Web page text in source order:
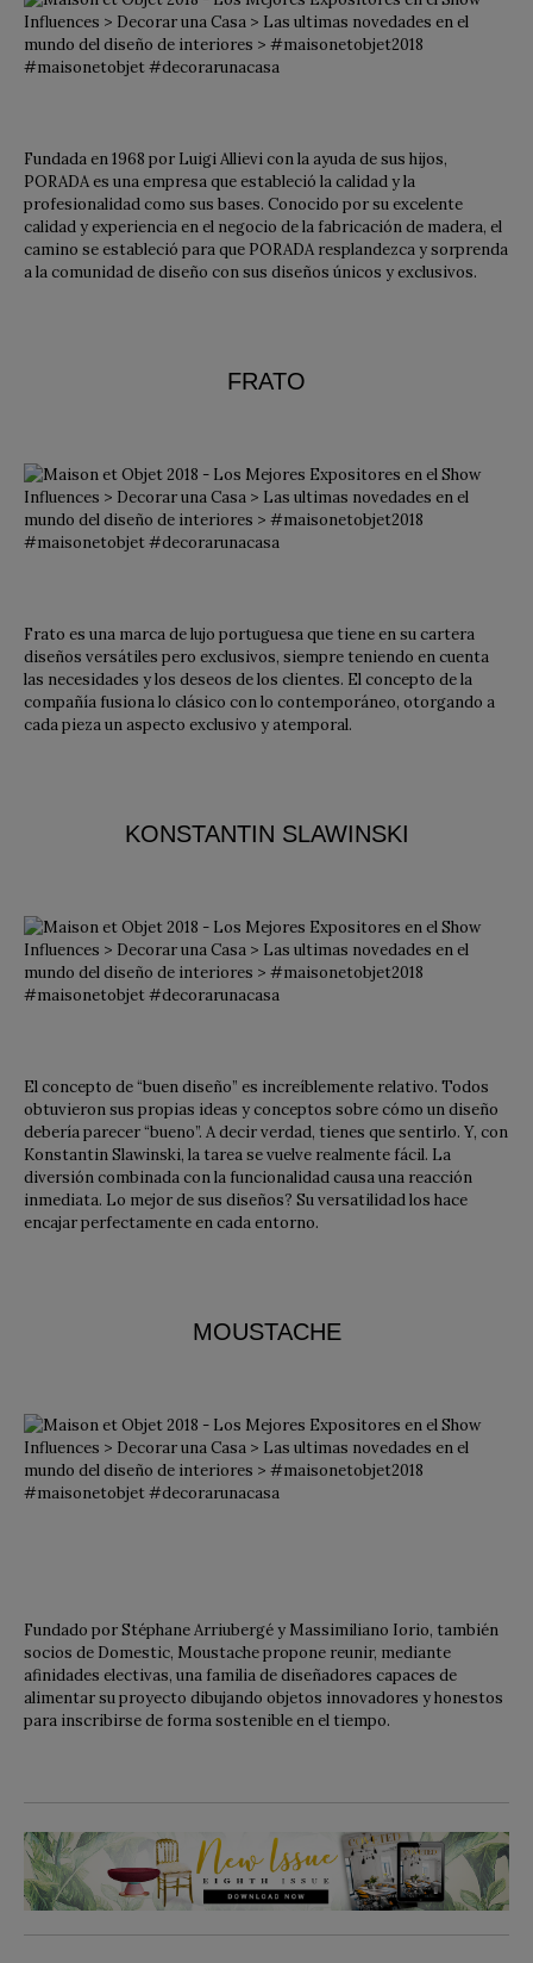
Fundada en 1968 por Luigi Allievi con la ayuda de sus hijos,
PORADA es una empresa que estableció la calidad y la
profesionalidad como sus bases. Conocido por su excelente
calidad y experiencia en el negocio de la fabricación de madera, el
camino se estableció para que PORADA resplandezca y sorprenda
a la comunidad de diseño con sus diseños únicos y exclusivos.
FRATO
Frato es una marca de lujo portuguesa que tiene en su cartera
diseños versátiles pero exclusivos, siempre teniendo en cuenta
las necesidades y los deseos de los clientes. El concepto de la
compañía fusiona lo clásico con lo contemporáneo, otorgando a
cada pieza un aspecto exclusivo y atemporal.
KONSTANTIN SLAWINSKI
El concepto de “buen diseño” es increíblemente relativo. Todos
obtuvieron sus propias ideas y conceptos sobre cómo un diseño
debería parecer “bueno”. A decir verdad, tienes que sentirlo. Y, con
Konstantin Slawinski, la tarea se vuelve realmente fácil. La
diversión combinada con la funcionalidad causa una reacción
inmediata. Lo mejor de sus diseños? Su versatilidad los hace
encajar perfectamente en cada entorno.
MOUSTACHE
Fundado por Stéphane Arriubergé y Massimiliano Iorio, también
socios de Domestic, Moustache propone reunir, mediante
afinidades electivas, una familia de diseñadores capaces de
alimentar su proyecto dibujando objetos innovadores y honestos
para inscribirse de forma sostenible en el tiempo.